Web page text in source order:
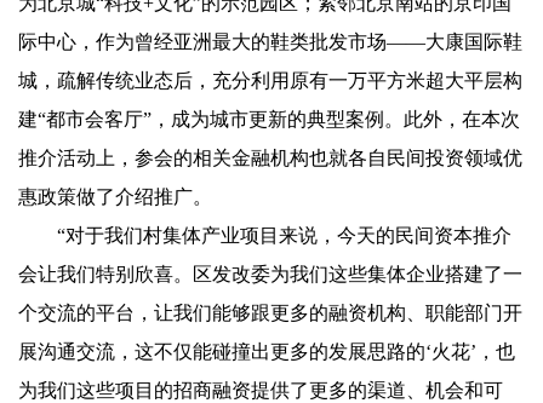
际中心，作为曾经亚洲最大的鞋类批发市场——大康国际鞋
城，疏解传统业态后，充分利用原有一万平方米超大平层构
建“都市会客厅”，成为城市更新的典型案例。此外，在本次
推介活动上，参会的相关金融机构也就各自民间投资领域优
惠政策做了介绍推广。
“对于我们村集体产业项目来说，今天的民间资本推介
会让我们特别欣喜。区发改委为我们这些集体企业搭建了一
个交流的平台，让我们能够跟更多的融资机构、职能部门开
展沟通交流，这不仅能碰撞出更多的发展思路的‘火花’，也
为我们这些项目的招商融资提供了更多的渠道、机会和可